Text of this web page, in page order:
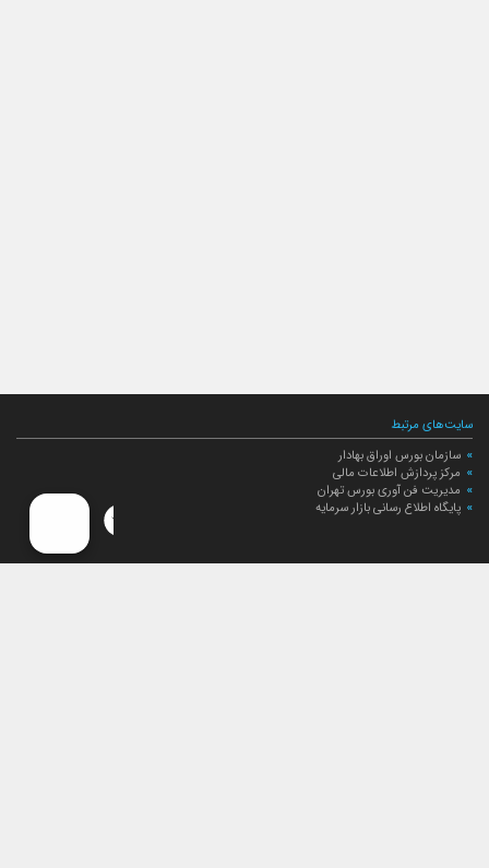
سایت‌های مرتبط
سازمان بورس اوراق بهادار
مرکز پردازش اطلاعات مالی
مدیریت فن آوری بورس تهران
پایگاه اطلاع رسانی بازار سرمایه
ارتباط با صندوق